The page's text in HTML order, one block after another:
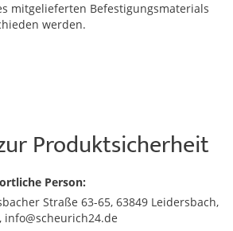
mitgelieferten Befestigungsmaterials
werden.
Produktsicherheit
Person:
Straße 63-65, 63849 Leidersbach,
info@scheurich24.de